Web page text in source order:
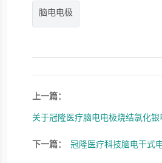
脑电电极
上一篇：
关于冠隆医疗脑电电极烧结氯化
下一篇： 冠隆医疗科技脑电干式